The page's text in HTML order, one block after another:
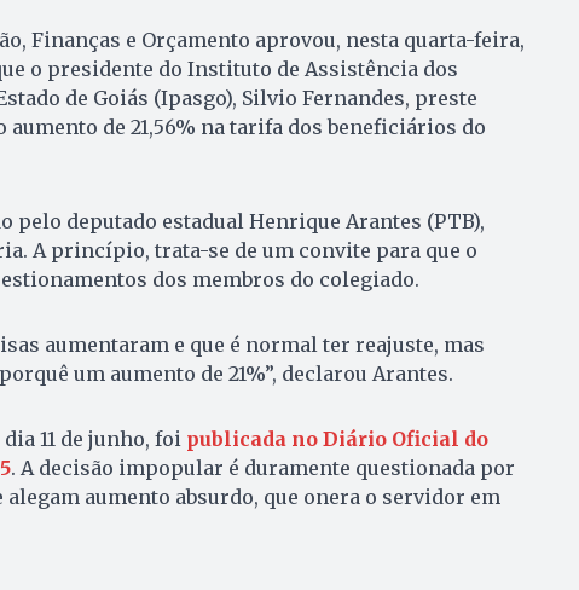
Finanças e Orçamento aprovou, nesta quarta-feira,
o presidente do Instituto de Assistência dos
de Goiás (Ipasgo), Silvio Fernandes, preste
de 21,56% na tarifa dos beneficiários do
pelo deputado estadual Henrique Arantes (PTB),
A princípio, trata-se de um convite para que o
dos membros do colegiado.
aumentaram e que é normal ter reajuste, mas
um aumento de 21%”, declarou Arantes.
11 de junho, foi publicada no Diário Oficial do
. A decisão impopular é duramente questionada por
aumento absurdo, que onera o servidor em